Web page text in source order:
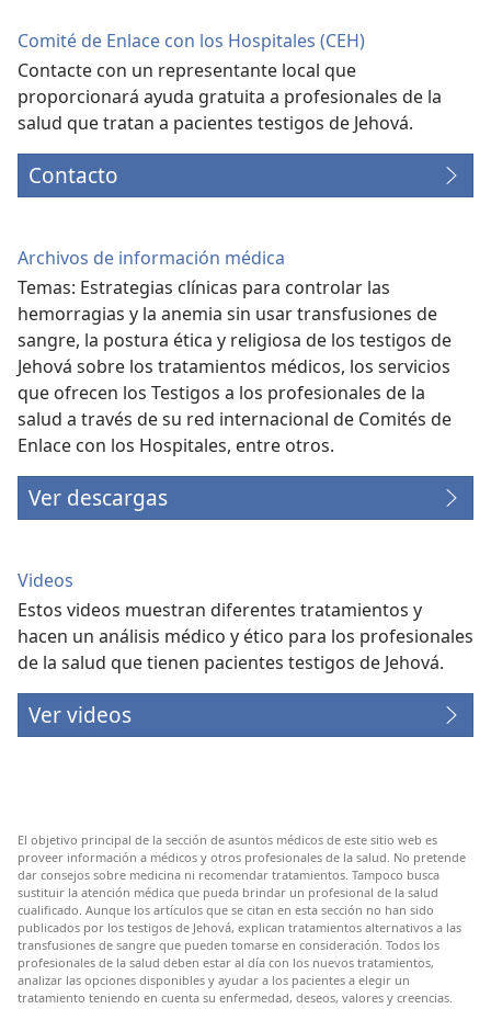
Comité de Enlace con los Hospitales (CEH)
Contacte con un representante local que
proporcionará ayuda gratuita a profesionales de la
salud que tratan a pacientes testigos de Jehová.
Contacto
Archivos de información médica
Temas: Estrategias clínicas para controlar las
hemorragias y la anemia sin usar transfusiones de
sangre, la postura ética y religiosa de los testigos de
Jehová sobre los tratamientos médicos, los servicios
que ofrecen los Testigos a los profesionales de la
salud a través de su red internacional de Comités de
Enlace con los Hospitales, entre otros.
Ver descargas
Videos
Estos videos muestran diferentes tratamientos y
hacen un análisis médico y ético para los profesionales
de la salud que tienen pacientes testigos de Jehová.
Ver videos
El objetivo principal de la sección de asuntos médicos de este sitio web es
proveer información a médicos y otros profesionales de la salud. No pretende
dar consejos sobre medicina ni recomendar tratamientos. Tampoco busca
sustituir la atención médica que pueda brindar un profesional de la salud
cualificado. Aunque los artículos que se citan en esta sección no han sido
publicados por los testigos de Jehová, explican tratamientos alternativos a las
transfusiones de sangre que pueden tomarse en consideración. Todos los
profesionales de la salud deben estar al día con los nuevos tratamientos,
analizar las opciones disponibles y ayudar a los pacientes a elegir un
tratamiento teniendo en cuenta su enfermedad, deseos, valores y creencias.